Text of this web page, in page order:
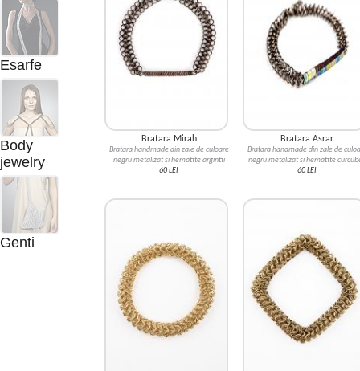
Esarfe
Body
jewelry
Genti
Bratara Mirah
Bratara handmade din zale de culoare
negru metalizat si hematite argintii
60 LEI
Bratara Asrar
Bratara handmade din zale de
negru metalizat si hematite
60 LEI